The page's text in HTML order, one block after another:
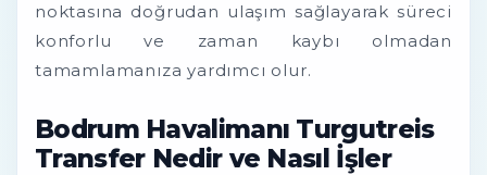
noktasına doğrudan ulaşım sağlayarak süreci
konforlu ve zaman kaybı olmadan
tamamlamanıza yardımcı olur.
Bodrum Havalimanı Turgutreis
Transfer Nedir ve Nasıl İşler